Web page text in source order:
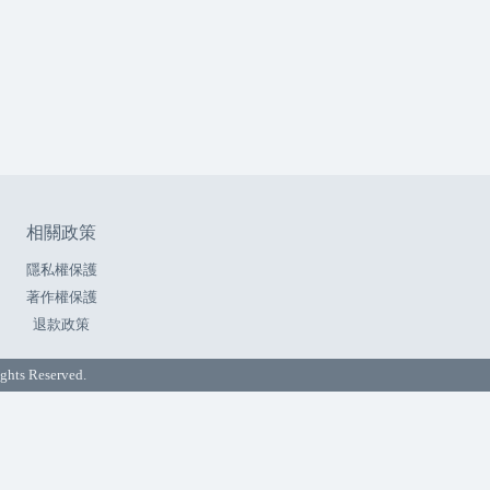
相關政策
隱私權保護
著作權保護
退款政策
Reserved.